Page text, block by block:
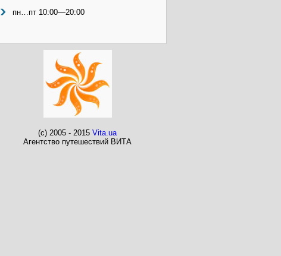
пн…пт 10:00—20:00
(c) 2005 - 2015 Vita.ua
Агентство путешествий ВИТА